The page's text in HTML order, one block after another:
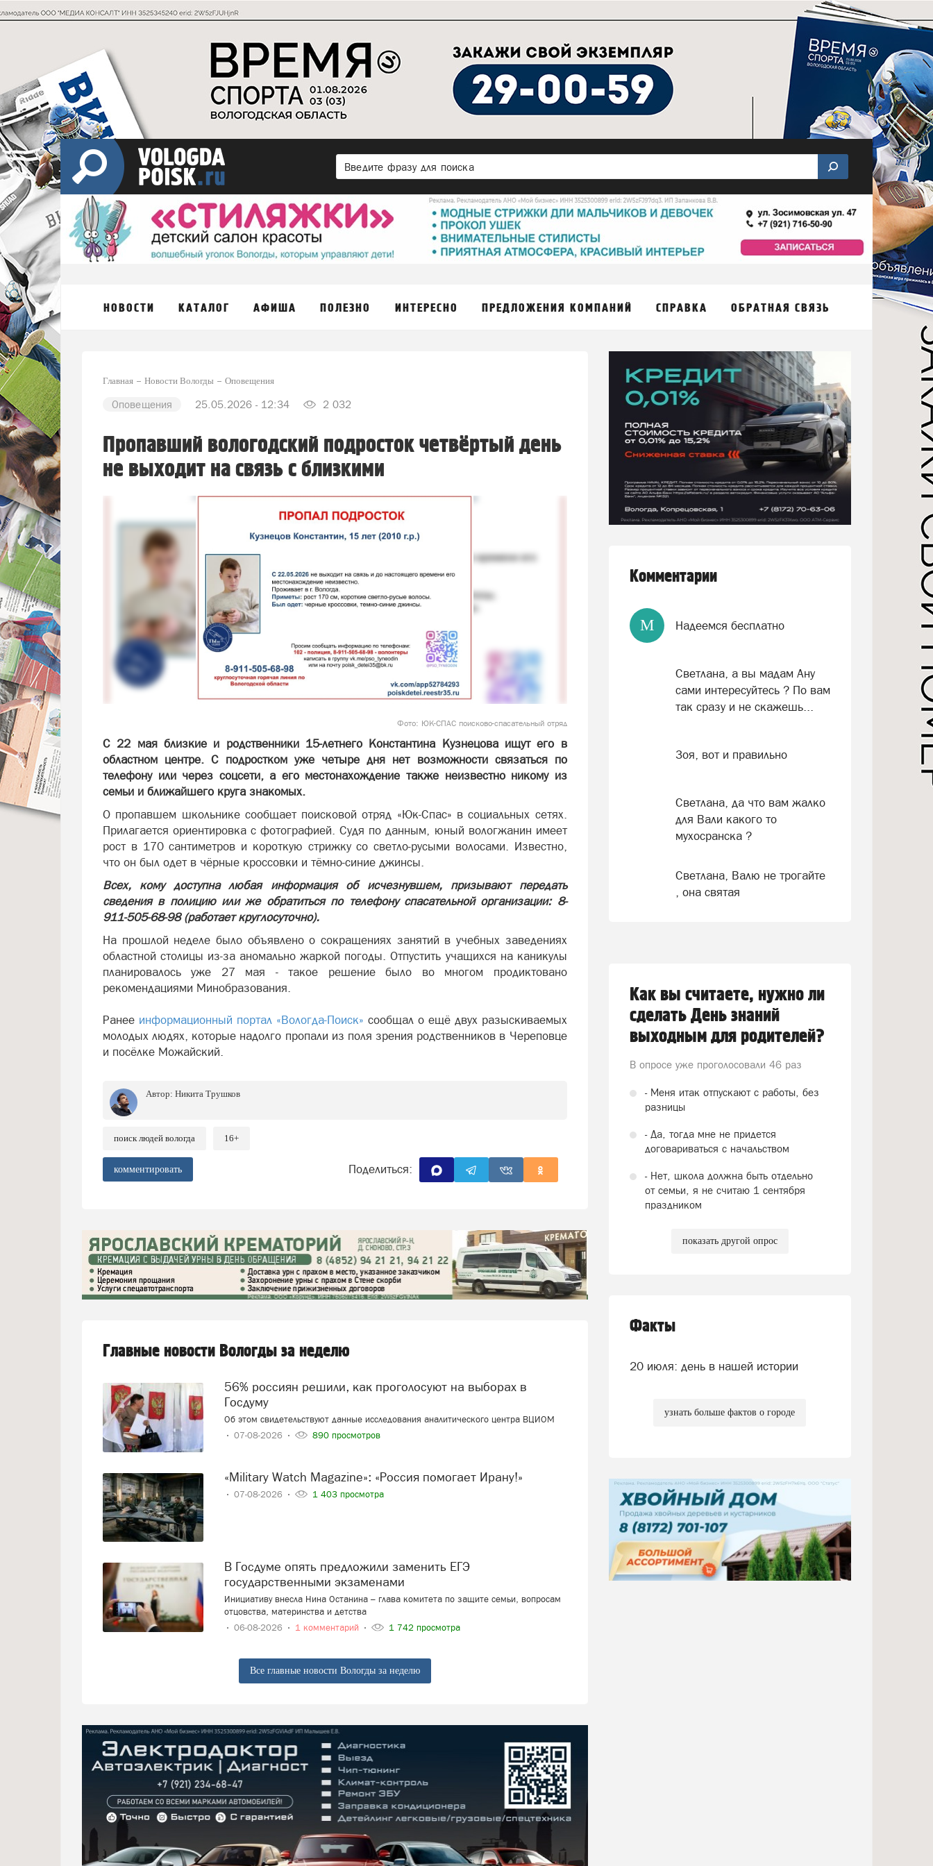
НОВОСТИ КАТАЛОГ АФИША ПОЛЕЗНО ИНТЕРЕСНО ПРЕДЛОЖЕНИЯ КОМПАНИЙ СПРАВКА ОБРАТНАЯ СВЯЗЬ
Главная Новости Вологды Оповещения
Оповещения 25.05.2026 - 12:34 2 032
Пропавший вологодский подросток четвёртый день
не выходит на связь с близкими
Фото: ЮК-СПАС поисково-спасательный отряд
С 22 мая близкие и родственники 15-летнего Константина Кузнецова ищут его в
областном центре. С подростком уже четыре дня нет возможности связаться по
телефону или через соцсети, а его местонахождение также неизвестно никому из
семьи и ближайшего круга знакомых.
О пропавшем школьнике сообщает поисковой отряд «Юк-Спас» в социальных сетях.
Прилагается ориентировка с фотографией. Судя по данным, юный вологжанин имеет
рост в 170 сантиметров и короткую стрижку со светло-русыми волосами. Известно,
что он был одет в чёрные кроссовки и тёмно-синие джинсы.
Всех, кому доступна любая информация об исчезнувшем, призывают передать
сведения в полицию или же обратиться по телефону спасательной организации: 8-
911-505-68-98 (работает круглосуточно).
На прошлой неделе было объявлено о сокращениях занятий в учебных заведениях
областной столицы из-за аномально жаркой погоды. Отпустить учащихся на каникулы
планировалось уже 27 мая - такое решение было во многом продиктовано
рекомендациями Минобразования.
Ранее информационный портал «Вологда-Поиск» сообщал о ещё двух разыскиваемых
молодых людях, которые надолго пропали из поля зрения родственников в Череповце
и посёлке Можайский.
Автор: Никита Трушков
поиск людей вологда 16+
комментировать Поделиться:
Главные новости Вологды за неделю
56% россиян решили, как проголосуют на выборах в
Госдуму
Об этом свидетельствуют данные исследования аналитического центра ВЦИОМ
07-08-2026
890 просмотров
«Military Watch Magazine»: «Россия помогает Ирану!»
07-08-2026 1 403 просмотра
В Госдуме опять предложили заменить ЕГЭ
государственными экзаменами
Инициативу внесла Нина Останина – глава комитета по защите семьи, вопросам
отцовства, материнства и детства
06-08-2026
1 комментарий 1 742 просмотра
Все главные новости Вологды за неделю
Комментарии
М Надеемся бесплатно
Светлана, а вы мадам Ану
сами интересуйтесь ? По вам
так сразу и не скажешь...
Зоя, вот и правильно
Светлана, да что вам жалко
для Вали какого то
мухосранска ?
Светлана, Валю не трогайте
, она святая
Как вы считаете, нужно ли
сделать День знаний
выходным для родителей?
В опросе уже проголосовали 46 раз
- Меня итак отпускают с работы, без
разницы
- Да, тогда мне не придется
договариваться с начальством
- Нет, школа должна быть отдельно
от семьи, я не считаю 1 сентября
праздником
показать другой опрос
Факты
20 июля: день в нашей истории
узнать больше фактов о городе